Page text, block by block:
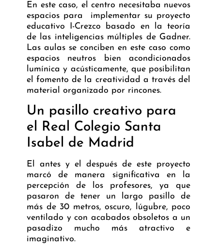
En este caso, el centro necesitaba nuevos
espacios para implementar su proyecto
educativo I-Crezco basado en la teoría
de las inteligencias múltiples de Gadner.
Las aulas se conciben en este caso como
espacios neutros bien acondicionados
lumínica y acústicamente, que posibilitan
el fomento de la creatividad a través del
material organizado por rincones.
Un pasillo creativo para
el Real Colegio Santa
Isabel de Madrid
El antes y el después de este proyecto
marcó de manera significativa en la
percepción de los profesores, ya que
pasaron de tener un largo pasillo de
más de 30 metros, oscuro, lúgubre, poco
ventilado y con acabados obsoletos a un
pasadizo mucho más atractivo e
imaginativo.